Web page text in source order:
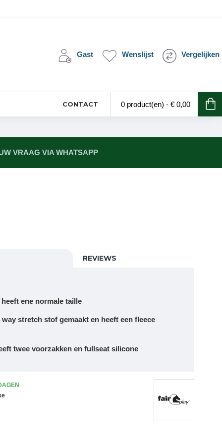
Gast Wenslijst Vergelijken
CONTACT 0 product(en) - € 0,00
VRAAG VIA WHATSAPP
REVIEWS
ene normale taille
stretch stof gemaakt en heeft een fleece
twee voorzakken en fullseat silicone